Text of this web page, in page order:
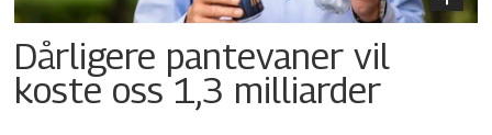
Dårligere pantevaner vil
koste oss 1,3 milliarder